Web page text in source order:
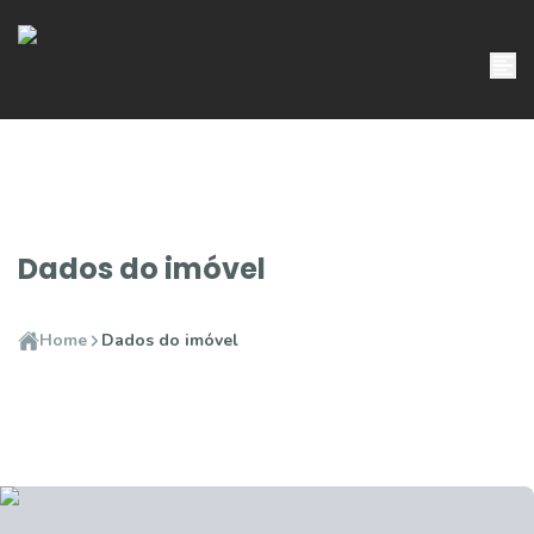
Dados do imóvel
Home Dados do imóvel